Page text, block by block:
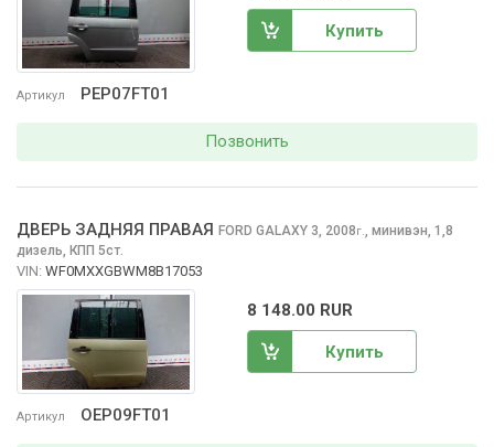
Артикул PEP07FT01
Купить
Позвонить
Артикул OEP09FT01
ДВЕРЬ ЗАДНЯЯ ПРАВАЯ FORD GALAXY 3, 2008г.
минивэн, 1,8
дизель, КПП 5ст.
VIN: WF0MXXGBWM8B17053
8 148.00 RUR
Купить